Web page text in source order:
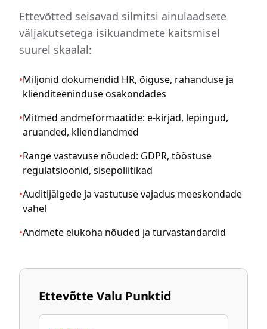
Ettevõtted seisavad silmitsi ainulaadsete
väljakutsetega isikuandmete kaitsmisel
suurel skaalal:
•Miljonid dokumendid HR, õiguse, rahanduse ja
klienditeeninduse osakondades
•Mitmed andmeformaatide: e-kirjad, lepingud,
aruanded, kliendiandmed
•Range vastavuse nõuded: GDPR, tööstuse
regulatsioonid, sisepoliitikad
•Auditijälgede ja vastutuse vajadus meeskondade
vahel
•Andmete elukoha nõuded ja turvastandardid
Ettevõtte Valu Punktid